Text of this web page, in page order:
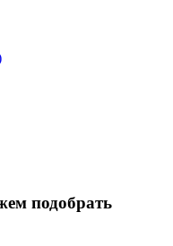
подобрать